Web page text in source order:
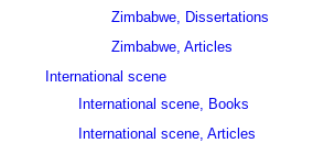
Zimbabwe, Dissertations
Zimbabwe, Articles
International scene
International scene, Books
International scene, Articles